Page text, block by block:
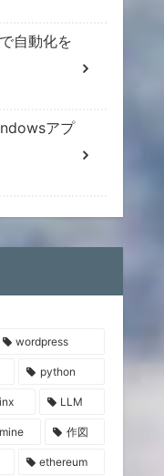
自動化を
アプ
wordpress
python
LLM
作図
ethereum